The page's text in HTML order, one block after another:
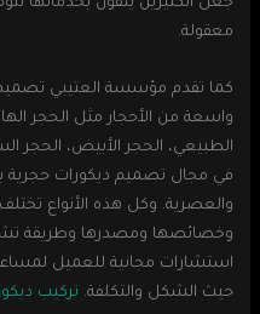
جعل الكثيرين يثقون بخدماتها
معقولة.
كما تقدم مؤسسة العتيبي تصميم
واسعة من الأحجار مثل الحجر
الطبيعي، الحجر الأبيض، الحجر
في مجال تصميم ديكورات حجرية
والعصرية. وكل هذه الأنواع
وخصائصها ومصدرها وطريقة
استشارات مجانية للعميل
حيث الشكل والتكلفة. تركيب